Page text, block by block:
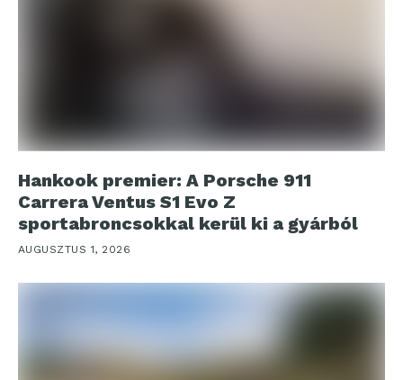
Hankook premier: A Porsche 911
Carrera Ventus S1 Evo Z
sportabroncsokkal kerül ki a gyárból
AUGUSZTUS 1, 2026